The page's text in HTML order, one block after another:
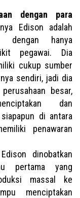
dengan para
Edison adalah
dengan hanya
pegawai. Dia
cukup sumber
sendiri, jadi dia
besar,
dan
di antara
penawaran
Edison dinobatkan
pertama yang
massal ke
menciptakan